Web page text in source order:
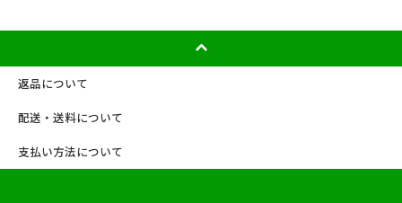
返品について
配送・送料について
支払い方法について